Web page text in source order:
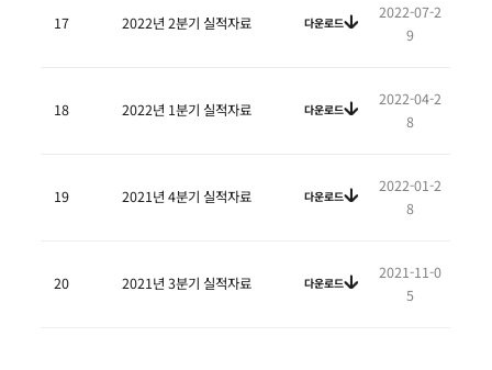
17 2022년 2분기 실적자료 다운로드
2022-07-2
9
18 2022년 1분기 실적자료 다운로드
2022-04-2
8
19 2021년 4분기 실적자료 다운로드
2022-01-2
8
20 2021년 3분기 실적자료 다운로드
2021-11-0
5